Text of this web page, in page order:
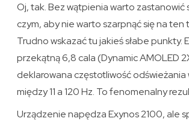
Oj, tak. Bez wątpienia warto zastanowić
czym, aby nie warto szarpnąć się na ten
Trudno wskazać tu jakieś słabe punkty.
przekątną 6,8 cala (Dynamic AMOLED
deklarowana częstotliwość odświeżania
między 11 a 120 Hz. To fenomenalny
Urządzenie napędza Exynos 2100, ale